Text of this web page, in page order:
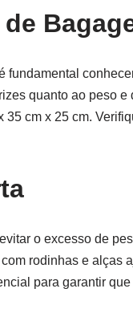
fundamental
quanto ao peso
35 cm x 25 cm.
o excesso de
rodinhas e
para garantir